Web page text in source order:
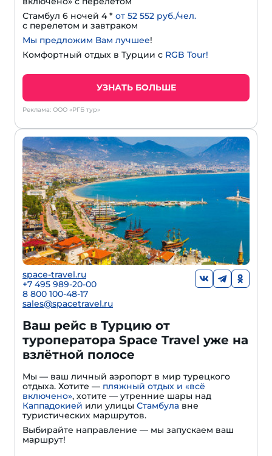
Стамбул 6 ночей 4 * от 52 552 руб./чел.
с перелетом и завтраком
Мы предложим Вам лучшее!
Комфортный отдых в Турции с RGB Tour!
УЗНАТЬ БОЛЬШЕ
Реклама: ООО «РГБ тур»
space-travel.ru
+7 495 989-20-00
8 800 100-48-17
sales@spacetravel.ru
Ваш рейс в Турцию от
туроператора Space Travel уже на
взлётной полосе
Мы — ваш личный аэропорт в мир турецкого
отдыха. Хотите — пляжный отдых и «всё
включено», хотите — утренние шары над
Каппадокией или улицы Стамбула вне
туристических маршрутов.
Выбирайте направление — мы запускаем ваш
маршрут!